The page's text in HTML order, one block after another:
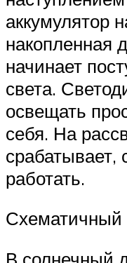
аккумулятор
накопленная
начинает
света.
освещать
себя. На
срабатывает,
работать.
Схематичный